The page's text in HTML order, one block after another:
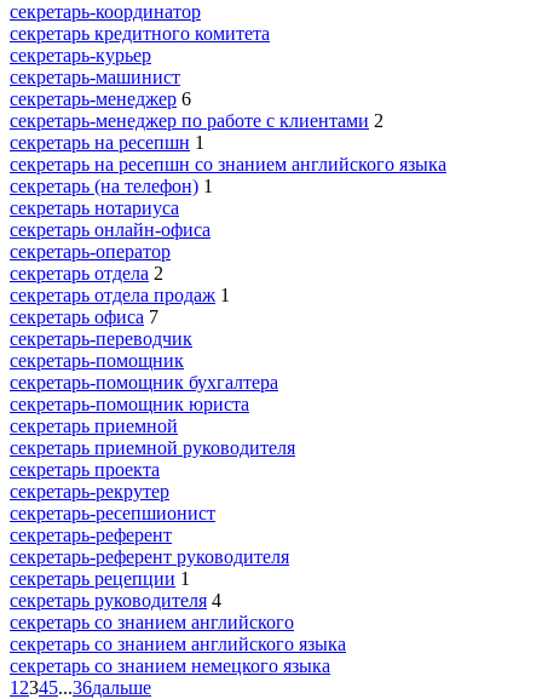
секретарь-координатор
секретарь кредитного комитета
секретарь-курьер
секретарь-машинист
секретарь-менеджер 6
секретарь-менеджер по работе с клиентами 2
секретарь на ресепшн 1
секретарь на ресепшн со знанием английского языка
секретарь (на телефон) 1
секретарь нотариуса
секретарь онлайн-офиса
секретарь-оператор
секретарь отдела 2
секретарь отдела продаж 1
секретарь офиса 7
секретарь-переводчик
секретарь-помощник
секретарь-помощник бухгалтера
секретарь-помощник юриста
секретарь приемной
секретарь приемной руководителя
секретарь проекта
секретарь-рекрутер
секретарь-ресепшионист
секретарь-референт
секретарь-референт руководителя
секретарь рецепции 1
секретарь руководителя 4
секретарь со знанием английского
секретарь со знанием английского языка
секретарь со знанием немецкого языка
1 2345...36дальше